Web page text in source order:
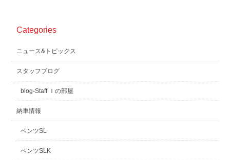
Categories
ニュース&トピックス
スタッフブログ
blog-Staff Ｉの部屋
納車情報
ベンツSL
ベンツSLK